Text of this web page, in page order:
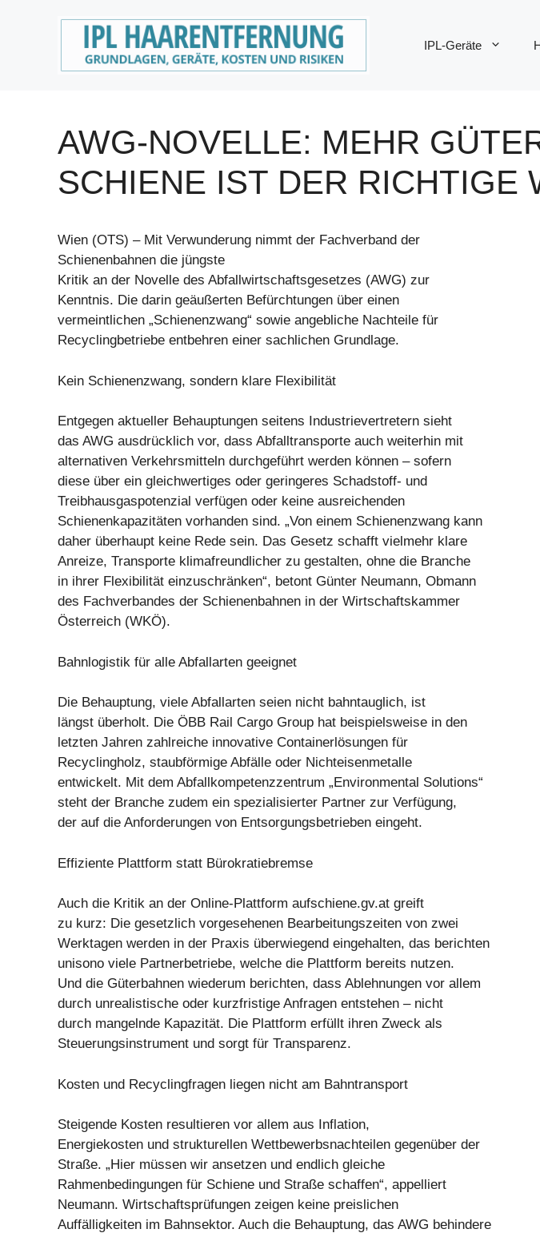
IPL-Geräte
AWG-NOVELLE: MEHR
SCHIENE IST DER RICHTIGE
Wien (OTS) – Mit Verwunderung nimmt der Fachverband der
Schienenbahnen die jüngste
Kritik an der Novelle des Abfallwirtschaftsgesetzes (AWG) zur
Kenntnis. Die darin geäußerten Befürchtungen über einen
vermeintlichen „Schienenzwang“ sowie angebliche Nachteile für
Recyclingbetriebe entbehren einer sachlichen Grundlage.
Kein Schienenzwang, sondern klare Flexibilität
Entgegen aktueller Behauptungen seitens Industrievertretern sieht
das AWG ausdrücklich vor, dass Abfalltransporte auch weiterhin mit
alternativen Verkehrsmitteln durchgeführt werden können – sofern
diese über ein gleichwertiges oder geringeres Schadstoff- und
Treibhausgaspotenzial verfügen oder keine ausreichenden
Schienenkapazitäten vorhanden sind. „Von einem Schienenzwang kann
daher überhaupt keine Rede sein. Das Gesetz schafft vielmehr klare
Anreize, Transporte klimafreundlicher zu gestalten, ohne die Branche
in ihrer Flexibilität einzuschränken“, betont Günter Neumann, Obmann
des Fachverbandes der Schienenbahnen in der Wirtschaftskammer
Österreich (WKÖ).
Bahnlogistik für alle Abfallarten geeignet
Die Behauptung, viele Abfallarten seien nicht bahntauglich, ist
längst überholt. Die ÖBB Rail Cargo Group hat beispielsweise in den
letzten Jahren zahlreiche innovative Containerlösungen für
Recyclingholz, staubförmige Abfälle oder Nichteisenmetalle
entwickelt. Mit dem Abfallkompetenzzentrum „Environmental Solutions“
steht der Branche zudem ein spezialisierter Partner zur Verfügung,
der auf die Anforderungen von Entsorgungsbetrieben eingeht.
Effiziente Plattform statt Bürokratiebremse
Auch die Kritik an der Online-Plattform aufschiene.gv.at greift
zu kurz: Die gesetzlich vorgesehenen Bearbeitungszeiten von zwei
Werktagen werden in der Praxis überwiegend eingehalten, das berichten
unisono viele Partnerbetriebe, welche die Plattform bereits nutzen.
Und die Güterbahnen wiederum berichten, dass Ablehnungen vor allem
durch unrealistische oder kurzfristige Anfragen entstehen – nicht
durch mangelnde Kapazität. Die Plattform erfüllt ihren Zweck als
Steuerungsinstrument und sorgt für Transparenz.
Kosten und Recyclingfragen liegen nicht am Bahntransport
Steigende Kosten resultieren vor allem aus Inflation,
Energiekosten und strukturellen Wettbewerbsnachteilen gegenüber der
Straße. „Hier müssen wir ansetzen und endlich gleiche
Rahmenbedingungen für Schiene und Straße schaffen“, appelliert
Neumann. Wirtschaftsprüfungen zeigen keine preislichen
Auffälligkeiten im Bahnsektor. Auch die Behauptung, das AWG behindere